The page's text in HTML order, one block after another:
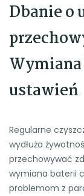
Dbanie o
ustawień
Regularne
wydłuża
przechowywać
wymiana baterii
problemom z